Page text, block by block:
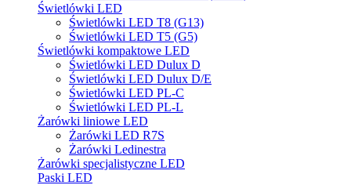
Świetlówki LED
Świetlówki LED T8 (G13)
Świetlówki LED T5 (G5)
Świetlówki kompaktowe LED
Świetlówki LED Dulux D
Świetlówki LED Dulux D/E
Świetlówki LED PL-C
Świetlówki LED PL-L
Żarówki liniowe LED
Żarówki LED R7S
Żarówki Ledinestra
Żarówki specjalistyczne LED
Paski LED